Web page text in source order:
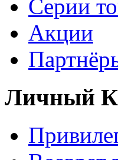
Серии
Акции
Личный